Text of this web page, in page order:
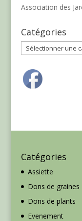
Association des
Catégories
Catégories
Catégories
Assiette
Dons de graines
Dons de plants
Evenement